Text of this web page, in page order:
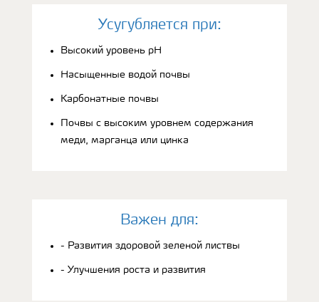
Усугубляется при:
Высокий уровень рН
Насыщенные водой почвы
Карбонатные почвы
Почвы с высоким уровнем содержания
меди, марганца или цинка
Bажен для:
- Развития здоровой зеленой листвы
- Улучшения роста и развития